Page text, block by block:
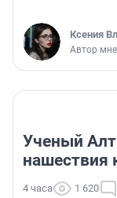
Ксения
Автор
Ученый
нашествия
4 часа 1 620